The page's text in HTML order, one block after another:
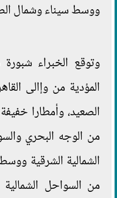
ووسط سيناء وشمال
وتوقع الخبراء
المؤدية من وإالى
من الوجه البحري
الشمالية الشرقية
من السواحل